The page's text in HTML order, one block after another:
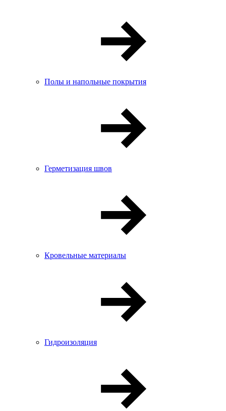
Полы и напольные покрытия
Герметизация швов
Кровельные материалы
Гидроизоляция